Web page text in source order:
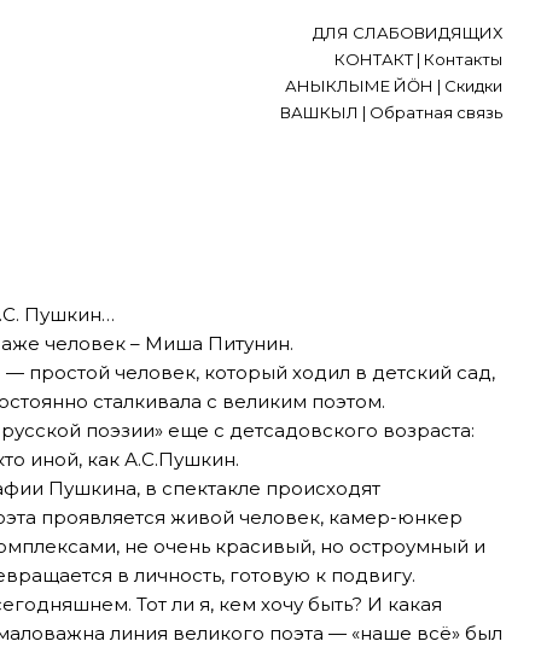
ДЛЯ СЛАБОВИДЯЩИХ
КОНТАКТ | Контакты
АНЫКЛЫМЕ ЙӦН | Скидки
ВАШКЫЛ | Обратная связь
Пушкин…
человек – Миша Питунин.
простой человек, который ходил в детский сад,
сталкивала с великим поэтом.
поэзии» еще с детсадовского возраста:
иной, как А.С.Пушкин.
Пушкина, в спектакле происходят
проявляется живой человек, камер-юнкер
не очень красивый, но остроумный и
в личность, готовую к подвигу.
Тот ли я, кем хочу быть? И какая
линия великого поэта — «наше всё» был